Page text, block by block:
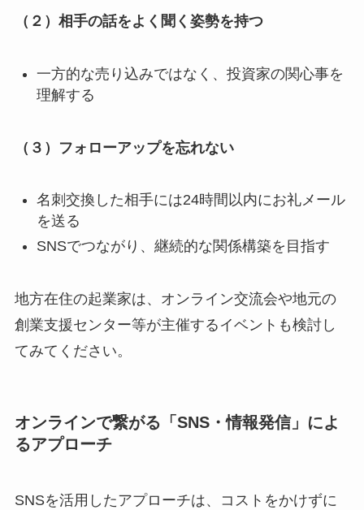
（２）相手の話をよく聞く姿勢を持つ
一方的な売り込みではなく、投資家の関心事を
理解する
（３）フォローアップを忘れない
名刺交換した相手には24時間以内にお礼メール
を送る
SNSでつながり、継続的な関係構築を目指す
地方在住の起業家は、オンライン交流会や地元の
創業支援センター等が主催するイベントも検討し
てみてください。
オンラインで繋がる「SNS・情報発信」によ
るアプローチ
SNSを活用したアプローチは、コストをかけずに